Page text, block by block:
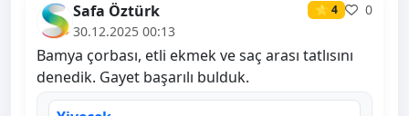
Safa Öztürk ⭐ 4
0
30.12.2025 00:13
Bamya çorbası, etli ekmek ve saç arası tatlısını
denedik. Gayet başarılı bulduk.